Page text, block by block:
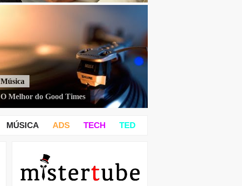
Música
O Melhor do Good Times
MÚSICA ADS TECH TED